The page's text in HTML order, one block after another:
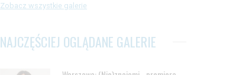
Zobacz wszystkie galerie
NAJCZĘŚCIEJ OGLĄDANE GALERIE